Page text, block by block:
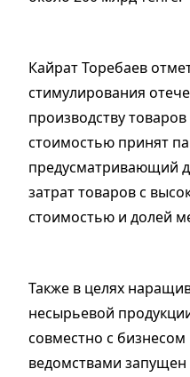
Кайрат Торебаев
стимулирования
производству
стоимостью принят
предусматривающий
затрат товаров с
стоимостью и долей
Также в целях
несырьевой
совместно с
ведомствами